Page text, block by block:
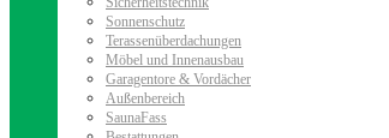
Sonnenschutz
Terassenüberdachungen
Möbel und Innenausbau
Garagentore & Vordächer
Außenbereich
SaunaFass